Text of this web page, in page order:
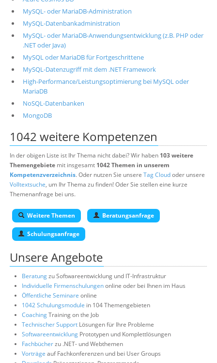
MySQL- oder MariaDB-Administration
MySQL-Datenbankadministration
MySQL- oder MariaDB-Anwendungsentwicklung (z.B. PHP oder
.NET oder Java)
MySQL oder MariaDB für Fortgeschrittene
MySQL-Datenzugriff mit dem .NET Framework
High-Performance/Leistungsoptimierung bei MySQL oder
MariaDB
NoSQL-Datenbanken
MongoDB
1042 weitere Kompetenzen
In der obigen Liste ist Ihr Thema nicht dabei? Wir haben 103 weitere
Themengebiete mit insgesamt 1042 Themen in unserem
Kompetenzverzeichnis. Oder nutzen Sie unsere Tag Cloudoder unsere
Volltextsuche, um Ihr Thema zu finden! Oder Sie stellen eine kurze
Themenanfrage bei uns.
Weitere Themen Beratungsanfrage
Schulungsanfrage
Unsere Angebote
Beratungzu Softwareentwicklung und IT-Infrastruktur
Individuelle Firmenschulungenonline oder bei Ihnen im Haus
Öffentliche Seminare online
1042 Schulungsmodule in 104 Themengebieten
CoachingTraining on the Job
Technischer Support Lösungen für Ihre Probleme
Softwareentwicklung Prototypen und Komplettlösungen
Fachbücherzu .NET- und Webthemen
Vorträge auf Fachkonferenzen und bei User Groups